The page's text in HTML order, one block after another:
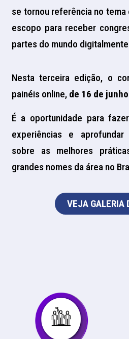
se tornou referência no tema
escopo para receber
partes do mundo
Nesta terceira edição, o
painéis online, de 16 de
É a oportunidade para
experiências e aprofundar
sobre as melhores
grandes nomes da área no
VEJA GALERIA